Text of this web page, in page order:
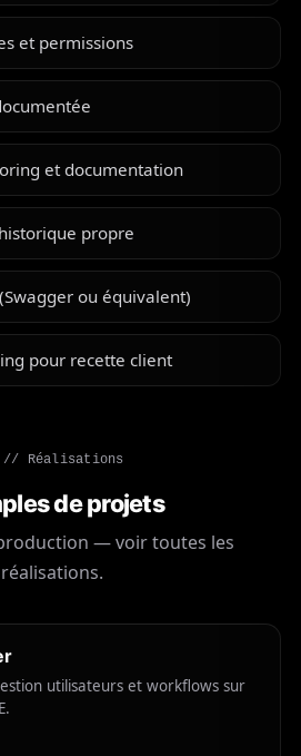
et permissions
et documentation
propre
ou équivalent)
pour recette client
// Réalisations
de projets
—voir toutes les
réalisations.
utilisateurs et workflows sur